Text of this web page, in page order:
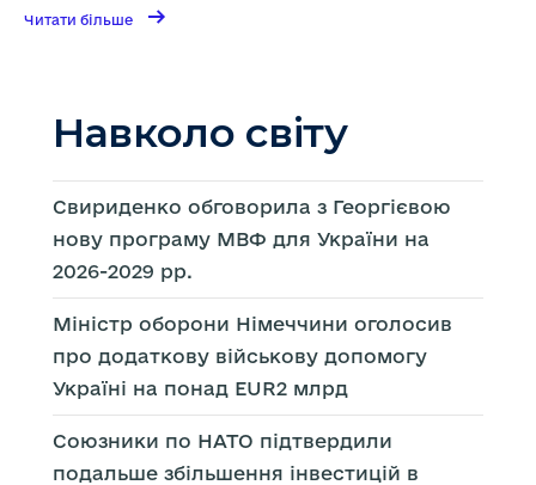
Читати більше →
Читати
в
Україні
після
Сході
Навколо світу
Свириденко обговорила з Георгієвою
нову програму МВФ для України на
2026-2029 рр.
Міністр оборони Німеччини оголосив
про додаткову військову допомогу
Україні на понад EUR2 млрд
Союзники по НАТО підтвердили
подальше збільшення інвестицій в